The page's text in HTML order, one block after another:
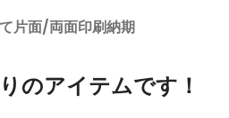
片面/両面印刷納期
のアイテムです！